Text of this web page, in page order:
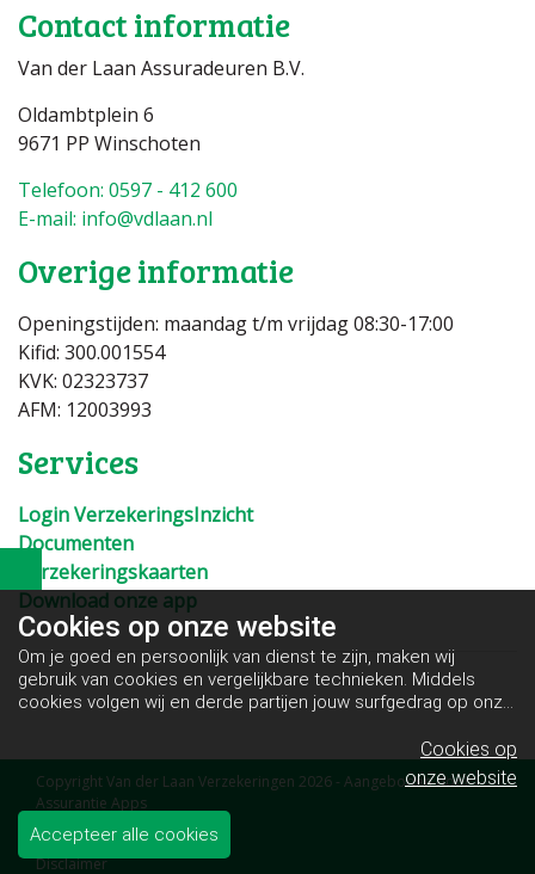
Contact informatie
Van der Laan Assuradeuren B.V.
Oldambtplein 6
9671 PP Winschoten
Telefoon: 0597 - 412 600
E-mail: info@vdlaan.nl
Overige informatie
Openingstijden: maandag t/m vrijdag 08:30-17:00
Kifid: 300.001554
KVK: 02323737
AFM: 12003993
Services
Login VerzekeringsInzicht
Documenten
Verzekeringskaarten
Download onze app
Copyright Van der Laan Verzekeringen 2026 - Aangeboden door
Assurantie Apps
Algemene voorwaarden
Disclaimer
Cookies op onze website
Om je goed en persoonlijk van dienst te zijn, maken wij
gebruik van cookies en vergelijkbare technieken. Middels
cookies volgen wij en derde partijen jouw surfgedrag op onze
en dit maakt het voor jou mogelijk om informatie te delen via
social media.
Bekijk ons cookiebeleid
Cookies op
onze website
Accepteer alle cookies